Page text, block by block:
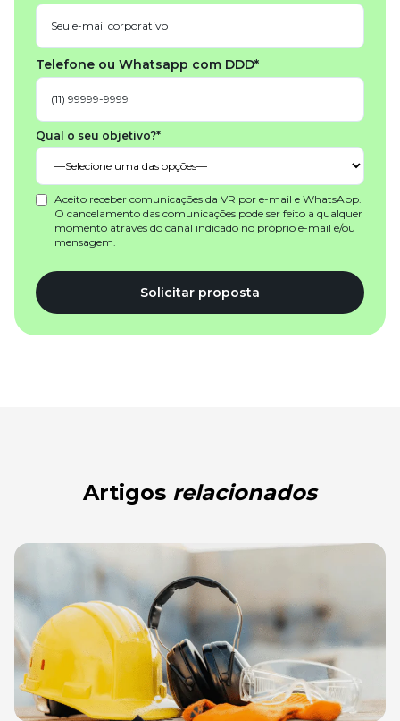
Telefone ou Whatsapp com DDD*
Qual o seu objetivo?*
Aceito receber comunicações da VR por e-mail e WhatsApp.
O cancelamento das comunicações pode ser feito a qualquer
momento através do canal indicado no próprio e-mail e/ou
mensagem.
Solicitar proposta
Artigos relacionados